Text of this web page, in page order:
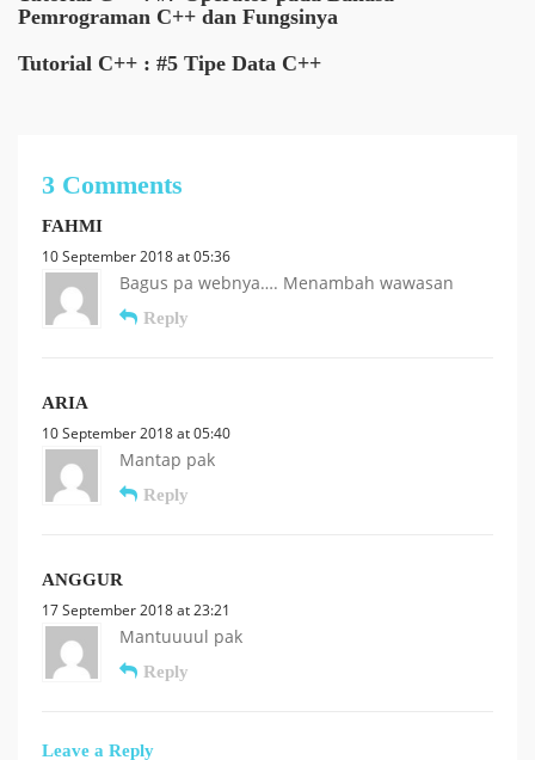
Pemrograman C++ dan Fungsinya
Tutorial C++ : #5 Tipe Data C++
3 Comments
FAHMI
10 September 2018 at 05:36
Bagus pa webnya…. Menambah wawasan
Reply
ARIA
10 September 2018 at 05:40
Mantap pak
Reply
ANGGUR
17 September 2018 at 23:21
Mantuuuul pak
Reply
Leave a Reply